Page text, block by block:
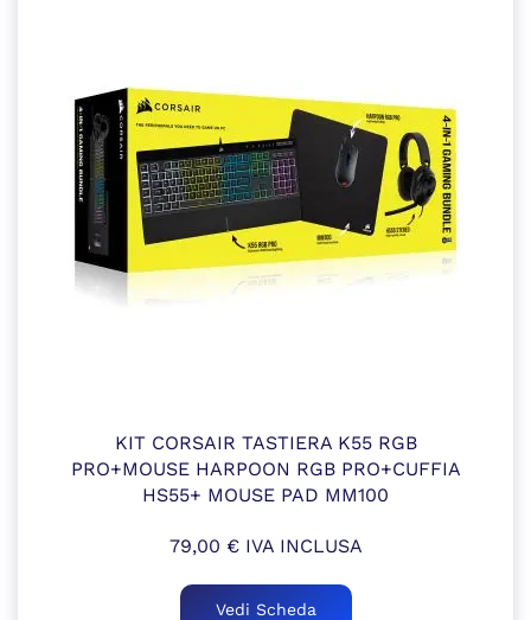
KIT CORSAIR TASTIERA K55 RGB
PRO+MOUSE HARPOON RGB PRO+CUFFIA
HS55+ MOUSE PAD MM100
79,00 €IVA INCLUSA
Vedi Scheda